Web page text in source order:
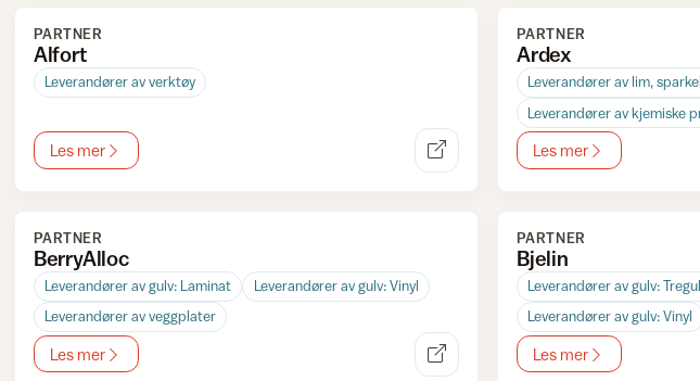
PARTNER
Alfort
Leverandører av verktøy
Les mer
PARTNER
Ardex
Leverandører av lim,
Leverandører av kjemiske
Les mer
PARTNER
BerryAlloc
Leverandører av gulv: Laminat
Leverandører av gulv: Vinyl
Leverandører av veggplater
Les mer
PARTNER
Bjelin
Leverandører av gulv:
Leverandører av gulv: Vinyl
Les mer